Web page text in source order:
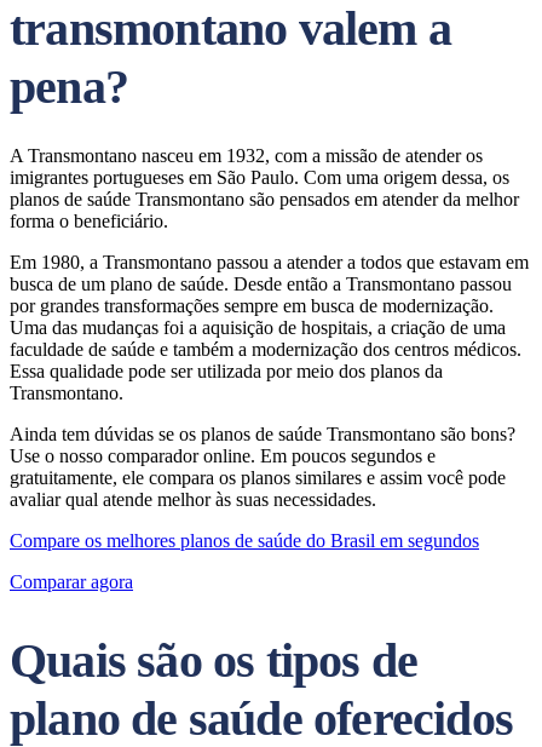
transmontano valem a
pena?
A Transmontano nasceu em 1932, com a missão de atender os
imigrantes portugueses em São Paulo. Com uma origem dessa, os
planos de saúde Transmontano são pensados em atender da melhor
forma o beneficiário.
Em 1980, a Transmontano passou a atender a todos que estavam em
busca de um plano de saúde. Desde então a Transmontano passou
por grandes transformações sempre em busca de modernização.
Uma das mudanças foi a aquisição de hospitais, a criação de uma
faculdade de saúde e também a modernização dos centros médicos.
Essa qualidade pode ser utilizada por meio dos planos da
Transmontano.
Ainda tem dúvidas se os planos de saúde Transmontano são bons?
Use o nosso comparador online. Em poucos segundos e
gratuitamente, ele compara os planos similares e assim você pode
avaliar qual atende melhor às suas necessidades.
Compare os melhores planos de saúde do Brasil em segundos
Comparar agora
Quais são os tipos de
plano de saúde oferecidos